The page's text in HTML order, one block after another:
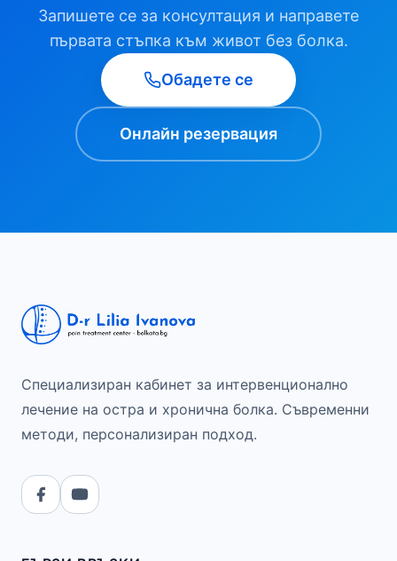
Запишете се за консултация и направете
първата стъпка към живот без болка.
Обадете се
Онлайн резервация
Специализиран кабинет за интервенционално
лечение на остра и хронична болка. Съвременни
методи, персонализиран подход.